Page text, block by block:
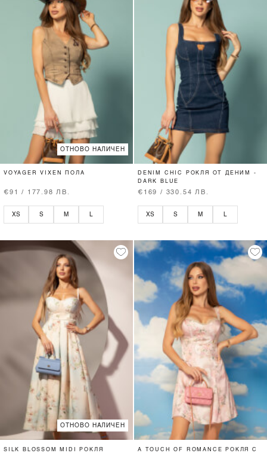
ОТНОВО НАЛИЧЕН
VOYAGER VIXEN ПОЛА
€91 / 177.98 ЛВ.
XS S M
DENIM CHIC РОКЛЯ ОТ ДЕНИМ -
DARK BLUE
€169 / 330.54 ЛВ.
XS S M
ОТНОВО НАЛИЧЕН
SILK BLOSSOM MIDI РОКЛЯ
A TOUCH OF ROMANCE РОКЛЯ С